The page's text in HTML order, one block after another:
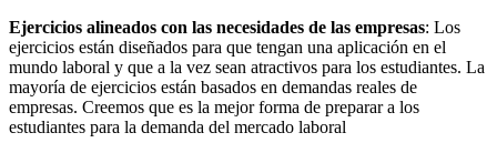
Ejercicios alineados con las necesidades de las empresas: Los
ejercicios están diseñados para que tengan una aplicación en el
mundo laboral y que a la vez sean atractivos para los estudiantes. La
mayoría de ejercicios están basados en demandas reales de
empresas. Creemos que es la mejor forma de preparar a los
estudiantes para la demanda del mercado laboral